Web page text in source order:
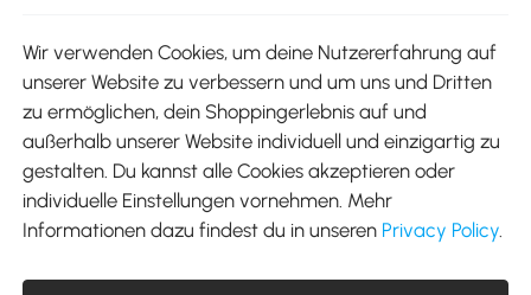
Aosom-App
Google Play
Tel.: +49 40 87408465
Wir verwenden Cookies, um deine Nutzererfahrung auf
unserer Website zu verbessern und um uns und Dritten
zu ermöglichen, dein Shoppingerlebnis auf und
außerhalb unserer Website individuell und einzigartig zu
gestalten. Du kannst alle Cookies akzeptieren oder
individuelle Einstellungen vornehmen. Mehr
Informationen dazu findest du in unseren Privacy Policy.